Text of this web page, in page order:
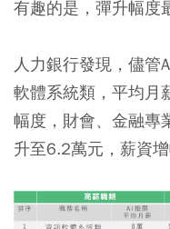
有趣的是，彈升幅度
人力銀行發現，儘管
軟體系統類，平均月
幅度，財會、金融專
升至6.2萬元，薪資增